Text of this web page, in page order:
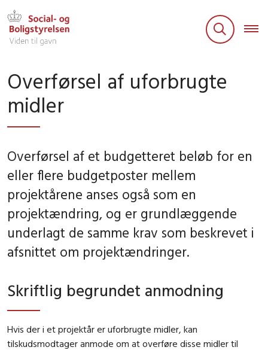
Overførsel af uforbrugte
midler
Overførsel af et budgetteret beløb for en
eller flere budgetposter mellem
projektårene anses også som en
projektændring, og er grundlæggende
underlagt de samme krav som beskrevet i
afsnittet om projektændringer.
Skriftlig begrundet anmodning
Hvis der i et projektår er uforbrugte midler, kan
tilskudsmodtager anmode om at overføre disse midler til